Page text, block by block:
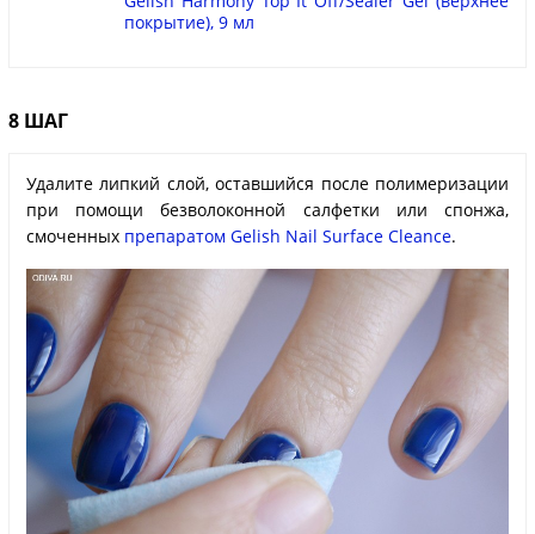
покрытие), 9 мл
8 ШАГ
Удалите липкий слой, оставшийся после полимеризации
при помощи безволоконной салфетки или спонжа,
смоченных препаратом Gelish Nail Surface Cleance.